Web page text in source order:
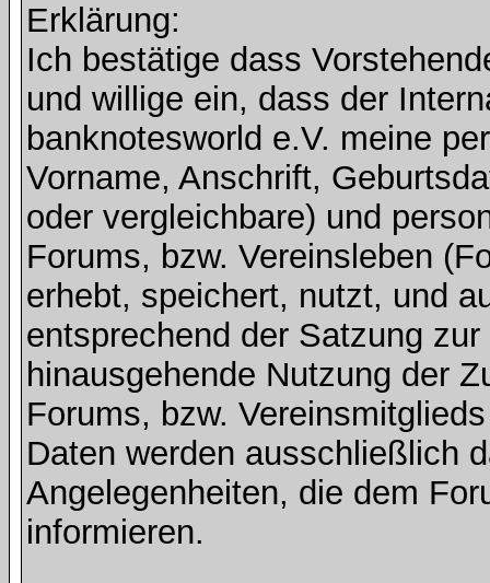
Erklärung:
Ich bestätige dass
und willige ein, dass der
banknotesworld e.V. meine
Vorname, Anschrift,
oder vergleichbare) und
Forums, bzw. Vereinsleben
erhebt, speichert, nutzt, und
entsprechend der Satzung
hinausgehende Nutzung der
Forums, bzw.
Daten werden ausschließlich
Angelegenheiten, die dem
informieren.